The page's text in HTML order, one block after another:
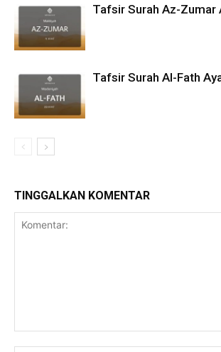
Tafsir Surah Az-Zumar
Tafsir Surah Al-Fath
TINGGALKAN KOMENTAR